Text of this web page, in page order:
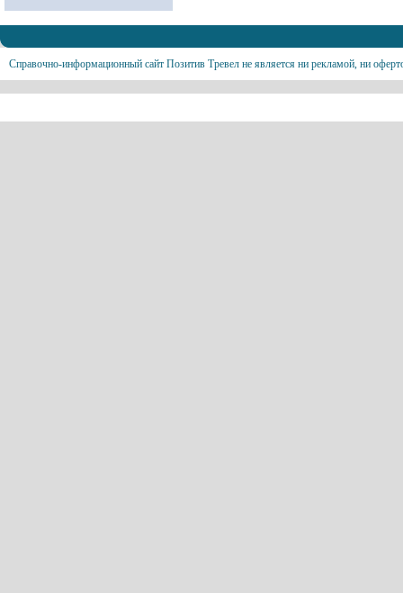
Справочно-информационный сайт Позитив Тревел не является ни рекламой, ни